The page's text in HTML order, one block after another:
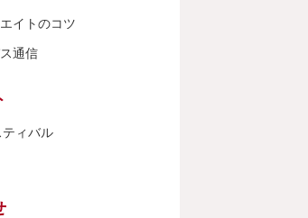
イトのコツ
通信
ィバル